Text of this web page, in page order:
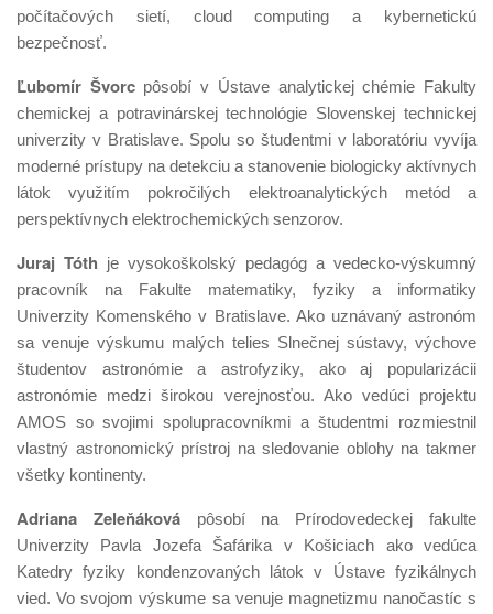
počítačových sietí, cloud computing a kybernetickú
bezpečnosť.
Ľubomír Švorcpôsobí v Ústave analytickej chémie Fakulty
chemickej a potravinárskej technológie Slovenskej technickej
univerzity v Bratislave. Spolu so študentmi v laboratóriu vyvíja
moderné prístupy na detekciu a stanovenie biologicky aktívnych
látok využitím pokročilých elektroanalytických metód a
perspektívnych elektrochemických senzorov.
Juraj Tóth je vysokoškolský pedagóg a vedecko-výskumný
pracovník na Fakulte matematiky, fyziky a informatiky
Univerzity Komenského v Bratislave. Ako uznávaný astronóm
sa venuje výskumu malých telies Slnečnej sústavy, výchove
študentov astronómie a astrofyziky, ako aj popularizácii
astronómie medzi širokou verejnosťou. Ako vedúci projektu
AMOS so svojimi spolupracovníkmi a študentmi rozmiestnil
vlastný astronomický prístroj na sledovanie oblohy na takmer
všetky kontinenty.
Adriana Zeleňákovápôsobí na Prírodovedeckej fakulte
Univerzity Pavla Jozefa Šafárika v Košiciach ako vedúca
Katedry fyziky kondenzovaných látok v Ústave fyzikálnych
vied. Vo svojom výskume sa venuje magnetizmu nanočastíc s